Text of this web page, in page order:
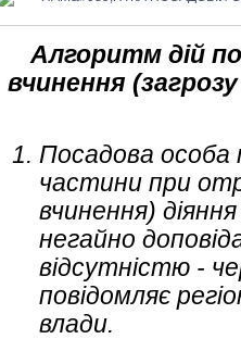
Алгоритм дій
вчинення
Посадова особа
частини при
вчинення)
негайно
відсутністю -
повідомляє
влади.